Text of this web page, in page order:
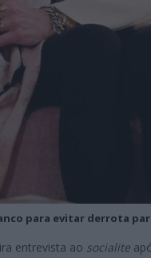
para evitar derrota
entrevista ao socialite